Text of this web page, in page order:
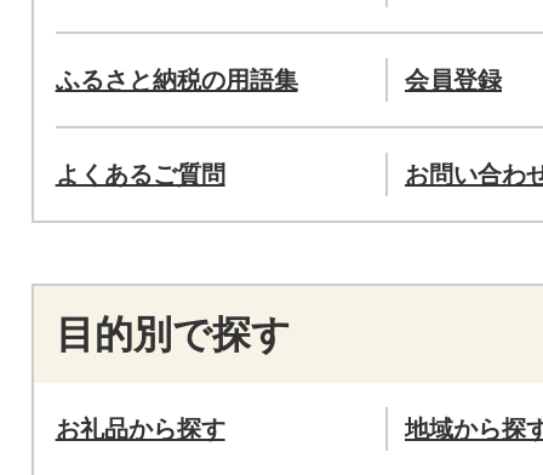
ふるさと納税の用語集 会員登録
よくあるご質問 お問い合わ
目的別で探す
お礼品から探す 地域から探